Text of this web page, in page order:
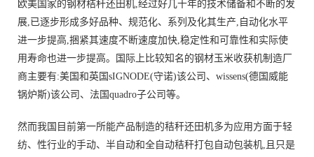
欧美国家的钢材秸秆还田机,经过好几十年的技术储备和不断的发
展,已逐步形成多好品种、规范化、系列及化其生产,自动化水平
进一步提高,捆紧其速度不断速度加快,稳定性和可靠性和实际使
用寿命也进一步提高。国际上比较知名的钢材玉米收获机制造厂
商主要有:美国和英国sIGNODE(守诺)该公司、wissens(德国威能
锅炉斯)该公司、法国quadro子公司等。
然而我国目前第一所能产品制造的秸秆还田机多为应用方面于轻
纺、性行业的手动、半自动和全自动秸秆打包自动包装机,且只是